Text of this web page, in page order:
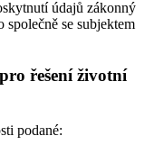
údajů zákonný
společně se subjektem
řešení životní
podané: